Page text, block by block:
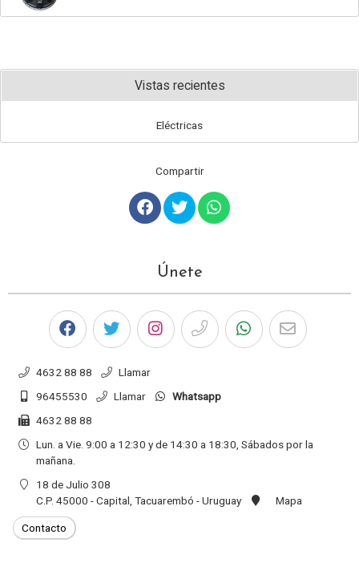
Vistas recientes
Eléctricas
Compartir
Únete
4632 88 88
Llamar
96455530
Llamar
Whatsapp
4632 88 88
Lun. a Vie. 9:00 a 12:30 y de 14:30 a 18:30, Sábados por la
mañana.
18 de Julio 308
C.P. 45000 - Capital, Tacuarembó - Uruguay
Mapa